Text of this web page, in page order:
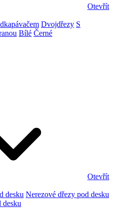
Otevřít
Dvojdřezy S
Bílé Černé
Otevřít
desku Nerezové dřezy pod desku
desku